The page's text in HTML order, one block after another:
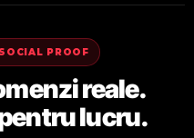
PROOF
reale.
lucru.